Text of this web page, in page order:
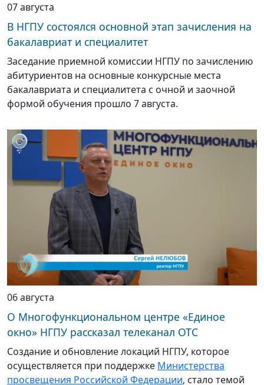
07 августа
В НГПУ состоялся основной этап зачисления на
бакалавриат и специалитет
Заседание приемной комиссии НГПУ по зачислению
абитуриентов на основные конкурсные места
бакалавриата и специалитета с очной и заочной
формой обучения прошло 7 августа.
06 августа
О Многофункциональном центре «Единое
окно» НГПУ рассказал телеканал ОТС
Создание и обновление локаций НГПУ, которое
осуществляется при поддержке Министерства
просвещения Российской Федерации, стало темой